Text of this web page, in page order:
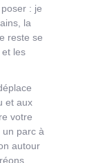
: je
la
reste se
les
et aux
votre
parc à
autour